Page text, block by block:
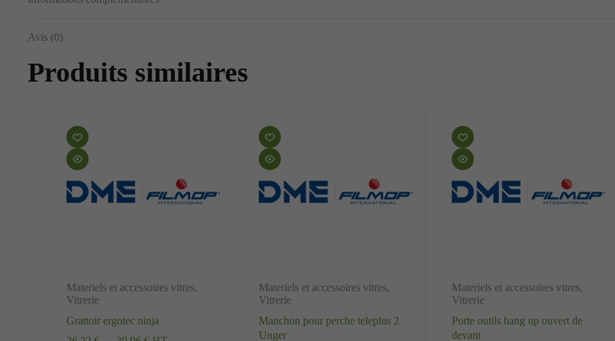
Avis (0)
Produits similaires
Materiels et accessoires vitres,
Vitrerie
Grattoir ergotec ninja
Materiels et accessoires vitres,
Vitrerie
Manchon pour perche teleplus 2
Unger
Materiels et accessoires vitres,
Vitrerie
Porte outils hang up ouvert de
devant